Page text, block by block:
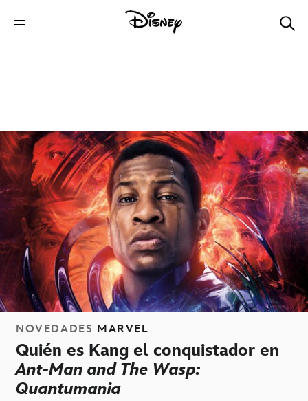
NOVEDADES MARVEL
Quién es Kang el conquistador en
Ant-Man and The Wasp:
Quantumania